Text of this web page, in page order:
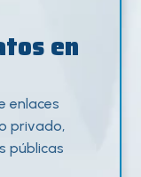
en
enlaces
privado,
públicas